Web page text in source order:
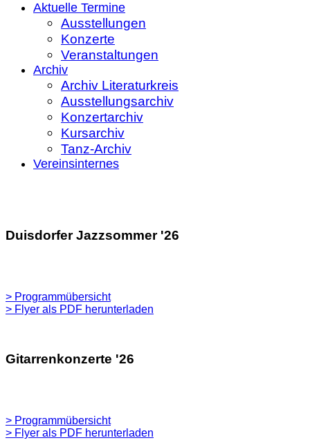
Aktuelle Termine
Ausstellungen
Konzerte
Veranstaltungen
Archiv
Archiv Literaturkreis
Ausstellungsarchiv
Konzertarchiv
Kursarchiv
Tanz-Archiv
Vereinsinternes
Duisdorfer Jazzsommer '26
> Programmübersicht
> Flyer als PDF herunterladen
Gitarrenkonzerte '26
> Programmübersicht
> Flyer als PDF herunterladen